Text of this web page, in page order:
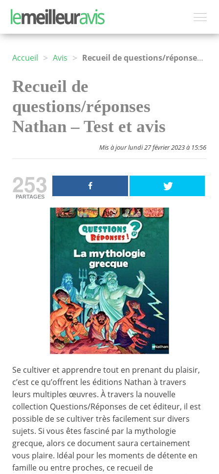
Accueil > Avis > Recueil de questions/réponses Nathan
Recueil de
questions/réponses
Nathan – Test et avis
Mis à jour lundi 27 février 2023 à 15:56
253
PARTAGES
Se cultiver et apprendre tout en prenant du plaisir,
c’est ce qu’offrent les éditions Nathan à travers
leurs multiples œuvres. À travers la nouvelle
collection Questions/Réponses de cet éditeur, il est
possible de se cultiver très facilement sur divers
sujets. Si vous êtes fasciné par la mythologie
grecque, alors ce document saura certainement
vous plaire. Idéal pour les moments de détente en
famille ou entre proches, ce recueil de